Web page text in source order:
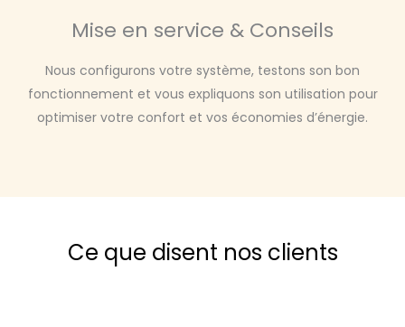
Mise en service & Conseils
Nous configurons votre système, testons son bon
fonctionnement et vous expliquons son utilisation pour
optimiser votre confort et vos économies d’énergie.
Ce que disent nos clients